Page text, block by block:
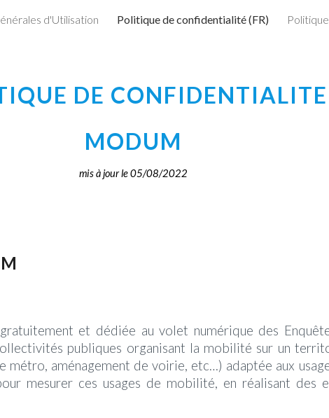
content Skip to navigation
d'Utilisation Politique de confidentialité (FR)
DE CONFIDENTIALITE
MODUM
mis à jour le 05/08/2022
et dédiée au volet numérique des
publiques organisant la mobilité sur un
aménagement de voirie, etc…) adaptée aux
mesurer ces usages de mobilité, en réalisant des